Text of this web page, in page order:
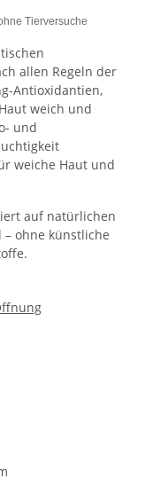
allen Regeln der
Antioxidantien,
weich und
und
weiche Haut und
auf natürlichen
– ohne künstliche